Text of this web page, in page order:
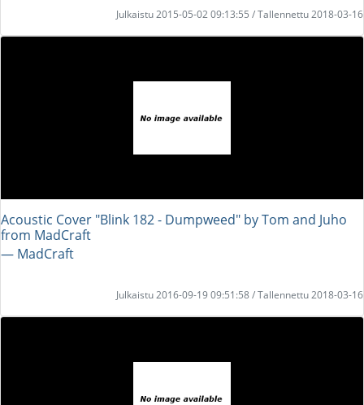
Julkaistu 2015-05-02 09:13:55 / Tallennettu 2018-03-16
Acoustic Cover "Blink 182 - Dumpweed" by Tom and Juho
from MadCraft
― MadCraft
Julkaistu 2016-09-19 09:51:58 / Tallennettu 2018-03-16